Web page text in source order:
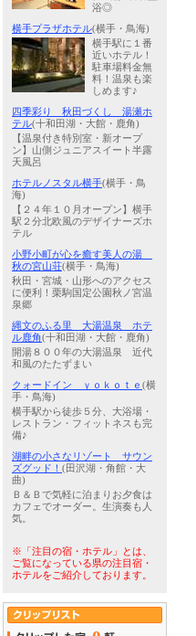
浴◎
横手プラザホテル(横手・鳥海)
横手駅に１番
近いホテル！
駐車場料金無
料！温泉も楽
しめます♪
四季彩り 秋田づくし 湯瀬ホ
テル(十和田湖・大館・鹿角)
【温泉付き特別室・新オープ
ン】山側ジュニアスイート半露
天風呂
ホテルノスタル横手(横手・鳥
海)
【２４年１０月オープン】横手
駅２分北欧風のデザイナーズホ
テル
小野小町が心を癒す美人の湯
秋の宮山荘(横手・鳥海)
秋田・宮城・山形へのアクセス
に便利！栗駒国定公園秋ノ宮温
泉郷
縄文のふる里 大湯温泉 ホテ
ル鹿角(十和田湖・大館・鹿角)
開湯８００年の大湯温泉 近代
和風のたたずまい
クォードイン ｙｏｋｏｔｅ (横
手・鳥海)
横手駅から徒歩５分、大浴場・
レストラン・フィットネスも完
備♪
湖畔の小さなリゾート サウン
ズグッド！ (田沢湖・角館・大
曲)
Ｂ＆Ｂで気軽に泊まりお夕食は
カフェでオーダー。生演奏も人
気。
※「注目の宿・ホテル」とは、
ご覧になっている県の注目宿・
ホテルをご紹介しております。